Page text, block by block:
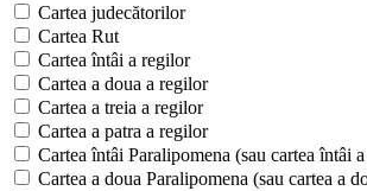
Cartea judecătorilor
Cartea Rut
Cartea întâi a regilor
Cartea a doua a regilor
Cartea a treia a regilor
Cartea a patra a regilor
Cartea întâi Paralipomena (sau cartea întâi
Cartea a doua Paralipomena (sau cartea a